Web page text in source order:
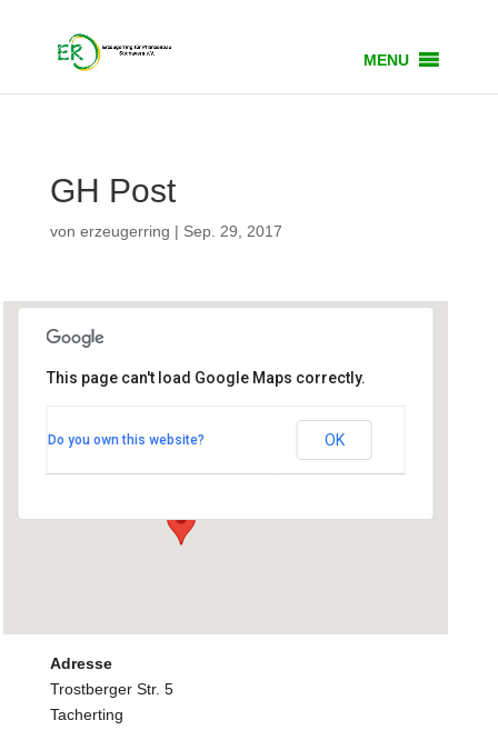
MENU
GH Post
von erzeugerring | Sep. 29, 2017
Trostberger Str. 5 - Tacherting
Veranstaltungen
This page can't load Google Maps correctly.
Do you own this website? OK
Adresse
Trostberger Str. 5
Tacherting